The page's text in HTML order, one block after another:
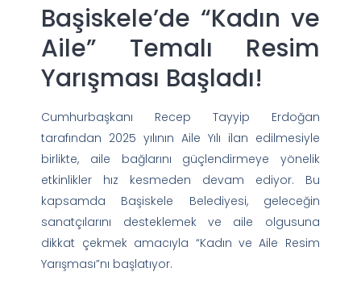
Başiskele’de “Kadın ve
Aile” Temalı Resim
Yarışması Başladı!
Cumhurbaşkanı Recep Tayyip Erdoğan
tarafından 2025 yılının Aile Yılı ilan edilmesiyle
birlikte, aile bağlarını güçlendirmeye yönelik
etkinlikler hız kesmeden devam ediyor. Bu
kapsamda Başiskele Belediyesi, geleceğin
sanatçılarını desteklemek ve aile olgusuna
dikkat çekmek amacıyla “Kadın ve Aile Resim
Yarışması”nı başlatıyor.